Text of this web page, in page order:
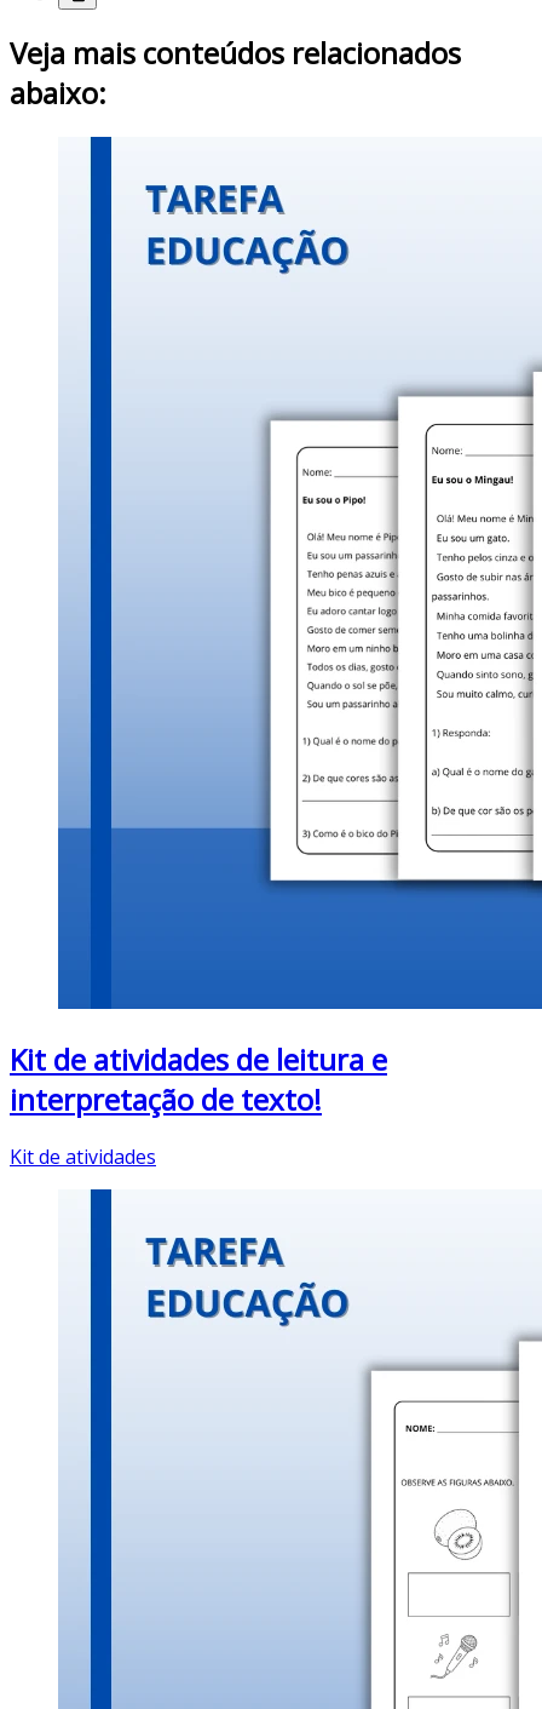
Veja mais conteúdos relacionados
abaixo:
Kit de atividades de leitura e
interpretação de texto!
Kit de atividades